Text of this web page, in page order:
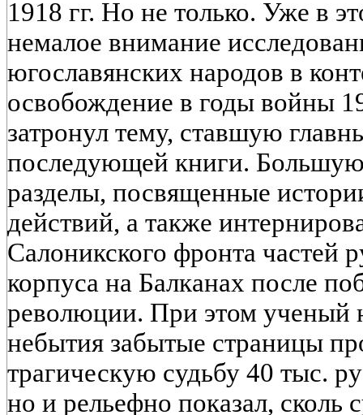
1918 гг. Но не только. Уже в
немалое внимание
югославянских народов в
освобождение в годы войны
затронул тему, ставшую
последующей книги. Большую
разделы, посвященные
действий, а также
Салоникского фронта частей
корпуса на Балканах после
революции. При этом ученый
небытия забытые страницы
трагическую судьбу 40 тыс.
но и рельефно показал,